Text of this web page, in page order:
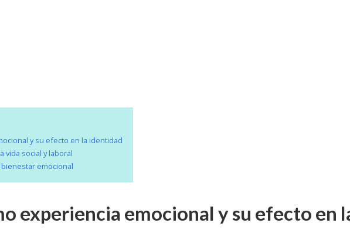
y su efecto en la identidad
vida social y laboral
emocional
experiencia emocional y su efecto en